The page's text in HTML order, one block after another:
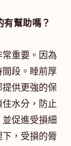
幫助嗎？
重要。因為
段。睡前厚
提供更強的保
水分，防止
促進受損細
，受損的脣